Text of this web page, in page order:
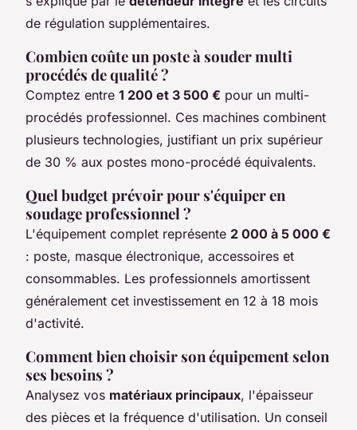
de régulation supplémentaires.
Combien coûte un poste à souder multi
procédés de qualité ?
Comptez entre 1 200 et 3 500 € pour un multi-
procédés professionnel. Ces machines combinent
plusieurs technologies, justifiant un prix supérieur
de 30 % aux postes mono-procédé équivalents.
Quel budget prévoir pour s'équiper en
soudage professionnel ?
L'équipement complet représente 2 000 à 5 000 €
: poste, masque électronique, accessoires et
consommables. Les professionnels amortissent
généralement cet investissement en 12 à 18 mois
d'activité.
Comment bien choisir son équipement selon
ses besoins ?
Analysez vos matériaux principaux, l'épaisseur
des pièces et la fréquence d'utilisation. Un conseil